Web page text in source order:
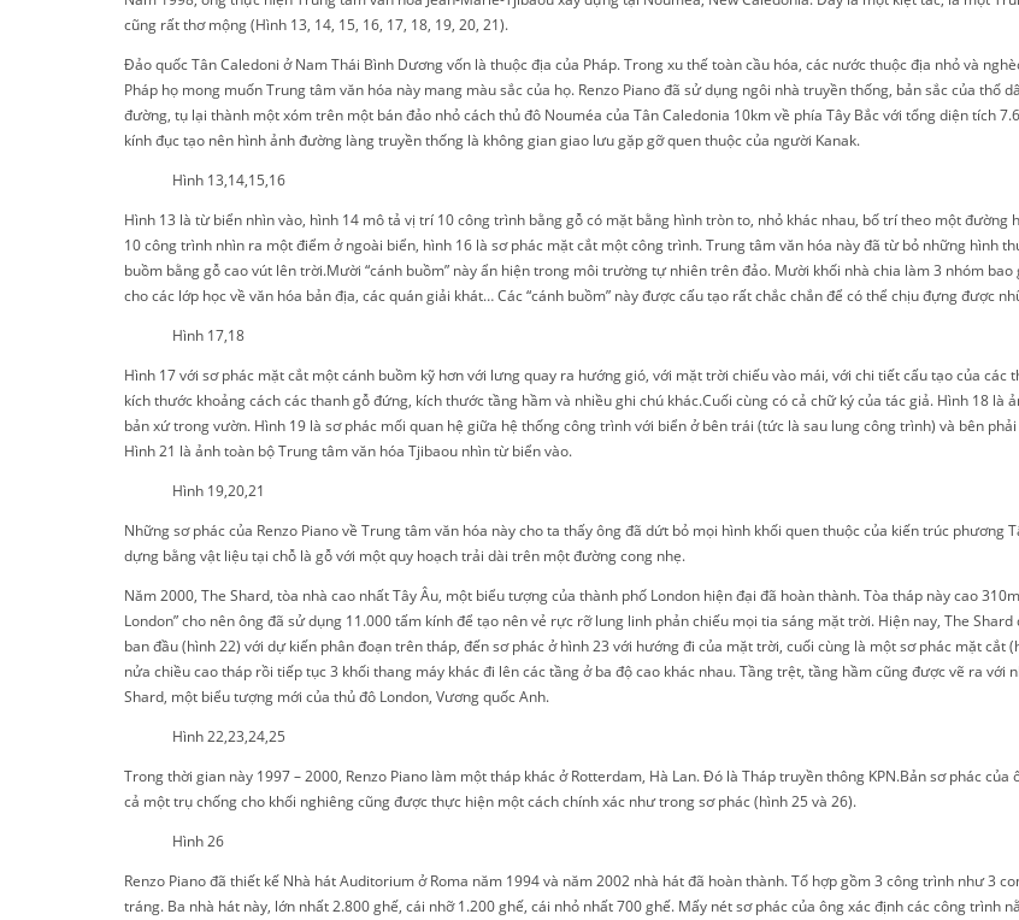
cũng rất thơ mộng (Hình 13, 14, 15, 16, 17, 18, 19, 20, 21).
Đảo quốc Tân Caledoni ở Nam Thái Bình Dương vốn là thuộc địa của Pháp. Trong xu thế toàn cầu hóa, các nước thuộc địa nhỏ và
Pháp họ mong muốn Trung tâm văn hóa này mang màu sắc của họ. Renzo Piano đã sử dụng ngôi nhà truyền thống, bản sắc của thổ
đường, tụ lại thành một xóm trên một bán đảo nhỏ cách thủ đô Nouméa của Tân Caledonia 10km về phía Tây Bắc với tổng diện tích
kính đục tạo nên hình ảnh đường làng truyền thống là không gian giao lưu gặp gỡ quen thuộc của người Kanak.
Hình 13,14,15,16
Hình 13 là từ biển nhìn vào, hình 14 mô tả vị trí 10 công trình bằng gỗ có mặt bằng hình tròn to, nhỏ khác nhau, bố trí theo một
10 công trình nhìn ra một điểm ở ngoài biển, hình 16 là sơ phác mặt cắt một công trình. Trung tâm văn hóa này đã từ bỏ những hình
buồm bằng gỗ cao vút lên trời.Mười “cánh buồm” này ẩn hiện trong môi trường tự nhiên trên đảo. Mười khối nhà chia làm 3 nhóm
cho các lớp học về văn hóa bản địa, các quán giải khát… Các “cánh buồm” này được cấu tạo rất chắc chắn để có thể chịu đựng được
Hình 17,18
Hình 17 với sơ phác mặt cắt một cánh buồm kỹ hơn với lưng quay ra hướng gió, với mặt trời chiếu vào mái, với chi tiết cấu tạo của
kích thước khoảng cách các thanh gỗ đứng, kích thước tầng hầm và nhiều ghi chú khác.Cuối cùng có cả chữ ký của tác giả. Hình 18 là
bản xứ trong vườn. Hình 19 là sơ phác mối quan hệ giữa hệ thống công trình với biển ở bên trái (tức là sau lung công trình) và bên
Hình 21 là ảnh toàn bộ Trung tâm văn hóa Tjibaou nhìn từ biển vào.
Hình 19,20,21
Những sơ phác của Renzo Piano về Trung tâm văn hóa này cho ta thấy ông đã dứt bỏ mọi hình khối quen thuộc của kiến trúc
dựng bằng vật liệu tại chỗ là gỗ với một quy hoạch trải dài trên một đường cong nhẹ.
Năm 2000, The Shard, tòa nhà cao nhất Tây Âu, một biểu tượng của thành phố London hiện đại đã hoàn thành. Tòa tháp này cao
London” cho nên ông đã sử dụng 11.000 tấm kính để tạo nên vẻ rực rỡ lung linh phản chiếu mọi tia sáng mặt trời. Hiện nay, The
ban đầu (hình 22) với dự kiến phân đoạn trên tháp, đến sơ phác ở hình 23 với hướng đi của mặt trời, cuối cùng là một sơ phác mặt
nửa chiều cao tháp rồi tiếp tục 3 khối thang máy khác đi lên các tầng ở ba độ cao khác nhau. Tầng trệt, tầng hầm cũng được vẽ ra với
Shard, một biểu tượng mới của thủ đô London, Vương quốc Anh.
Hình 22,23,24,25
Trong thời gian này 1997 – 2000, Renzo Piano làm một tháp khác ở Rotterdam, Hà Lan. Đó là Tháp truyền thông KPN.Bản sơ phác
cả một trụ chống cho khối nghiêng cũng được thực hiện một cách chính xác như trong sơ phác (hình 25 và 26).
Hình 26
Renzo Piano đã thiết kế Nhà hát Auditorium ở Roma năm 1994 và năm 2002 nhà hát đã hoàn thành. Tổ hợp gồm 3 công trình như 3
tráng. Ba nhà hát này, lớn nhất 2.800 ghế, cái nhỡ 1.200 ghế, cái nhỏ nhất 700 ghế. Mấy nét sơ phác của ông xác định các công